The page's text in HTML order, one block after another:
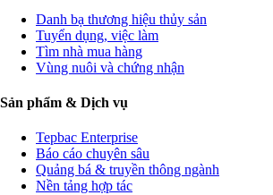
Danh bạ thương hiệu thủy sản
Tuyển dụng, việc làm
Tìm nhà mua hàng
Vùng nuôi và chứng nhận
Sản phẩm & Dịch vụ
Tepbac Enterprise
Báo cáo chuyên sâu
Quảng bá & truyền thông ngành
Nền tảng hợp tác